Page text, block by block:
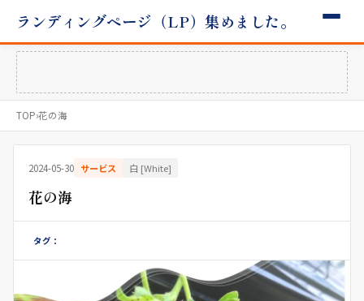
ランディングページ（LP）集めました。
TOP›花の海
2024-05-30 サービス 白 [White]
花の海
タグ：